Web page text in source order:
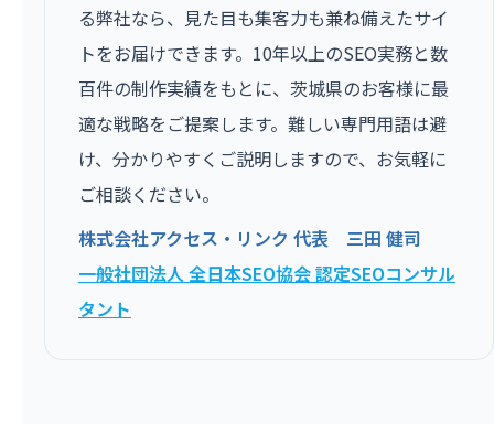
る弊社なら、見た目も集客力も兼ね備えたサイ
トをお届けできます。10年以上のSEO実務と数
百件の制作実績をもとに、茨城県のお客様に最
適な戦略をご提案します。難しい専門用語は避
け、分かりやすくご説明しますので、お気軽に
ご相談ください。
株式会社アクセス・リンク 代表 三田 健司
一般社団法人 全日本SEO協会 認定SEOコンサル
タント